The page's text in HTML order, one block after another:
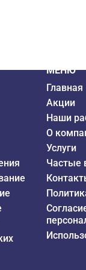
МЕНЮ
Главная
Акции
Наши
О
Услуги
Частые